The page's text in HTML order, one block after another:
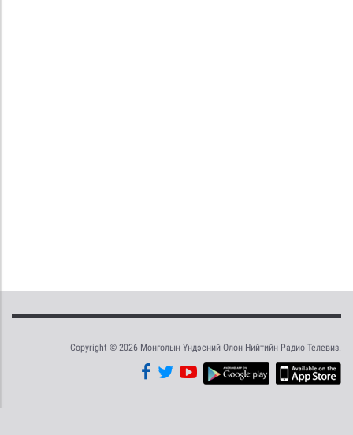
Copyright © 2026 Монголын Үндэсний Олон Нийтийн Радио Телевиз.